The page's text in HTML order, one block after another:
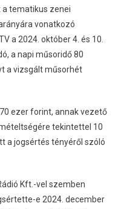
tematikus zenei
vonatkozó
a 2024. október 4. és 10.
a napi műsoridő 80
a vizsgált műsorhét
ezer forint, annak vezető
tekintettel 10
a jogsértés tényéről szóló
Kft.-vel szemben
e 2024. december